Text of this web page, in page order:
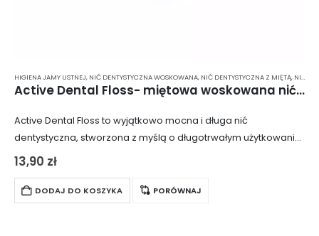
HIGIENA JAMY USTNEJ, NIĆ DENTYSTYCZNA WOSKOWANA, NIĆ DENTYSTYCZNA Z MIĘTĄ, NICI DENTYSTYCZNE
Active Dental Floss- miętowa woskowana nić dentystyczna
Active Dental Floss to wyjątkowo mocna i długa nić
dentystyczna, stworzona z myślą o długotrwałym użytkowaniu.
Pokryta woskiem, idealnie mieści się w przestrzeniach
międzyzębowych, umożliwiając bezpieczne i skuteczne
czyszczenie bez…
13,90 zł
DODAJ DO KOSZYKA PORÓWNAJ